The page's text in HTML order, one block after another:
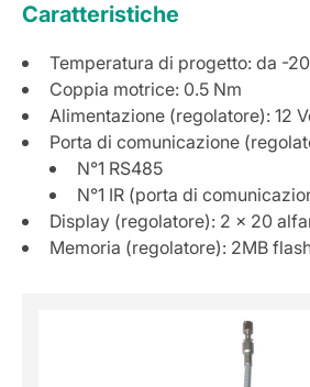
Caratteristiche
Temperatura di progetto: da -20
Coppia motrice: 0.5 Nm
Alimentazione (regolatore): 12
Porta di comunicazione
N°1 RS485
N°1 IR (porta di
Display (regolatore): 2 x 20
Memoria (regolatore): 2MB flash